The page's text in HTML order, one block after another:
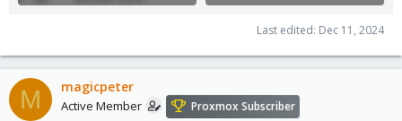
Last edited: Dec 11, 2024
M magicpeter
Active Member Proxmox Subscriber